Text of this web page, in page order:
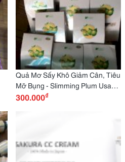
Quả Mơ Sấy Khô Giảm Cân, Tiêu
Mỡ Bụng - Slimming Plum Usa
Leptin
300.000₫